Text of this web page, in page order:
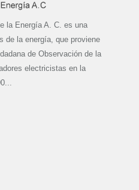
la Energía A. C. es una
de la energía, que proviene
de Observación de la
electricistas en la